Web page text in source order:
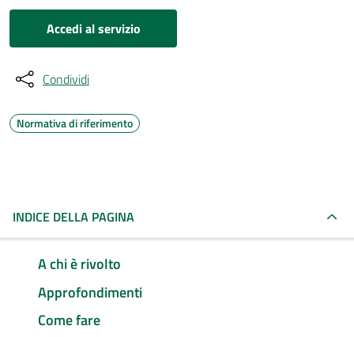
Accedi al servizio
Condividi
Normativa di riferimento
INDICE DELLA PAGINA
A chi è rivolto
Approfondimenti
Come fare